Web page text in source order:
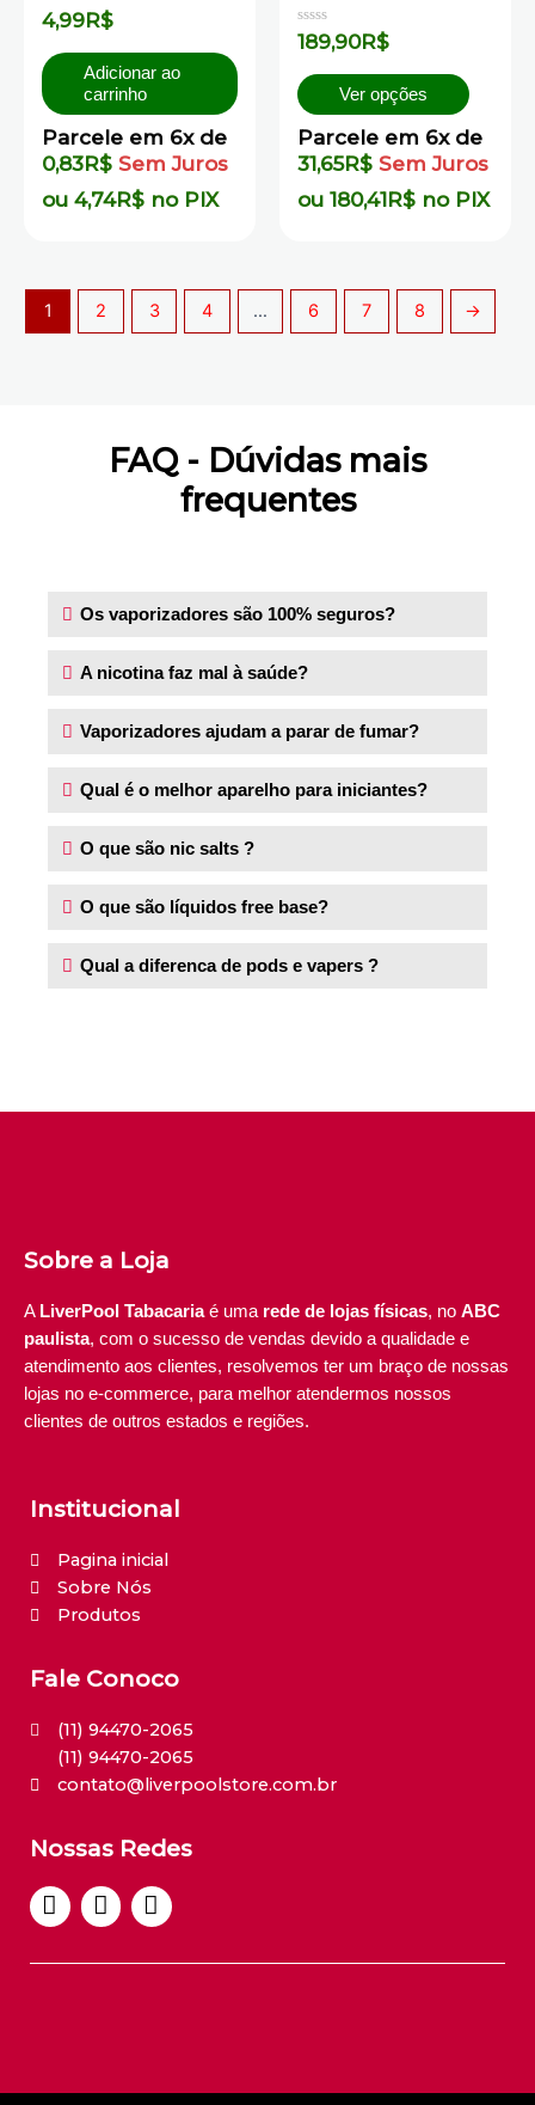
Avaliação
0
5
4,99R$
Adicionar ao
carrinho
Parcele em 6x de
0,83R$ Sem Juros
ou 4,74R$ no PIX
Avaliação
0
5
189,90R$
Ver opções
Parcele em 6x de
31,65R$ Sem Juros
ou 180,41R$ no PIX
1 2 3 4 … 6 7 8 →
FAQ - Dúvidas mais
frequentes
Os vaporizadores são 100% seguros?
A nicotina faz mal à saúde?
Vaporizadores ajudam a parar de fumar?
Qual é o melhor aparelho para iniciantes?
O que são nic salts ?
O que são líquidos free base?
Qual a diferenca de pods e vapers ?
Sobre a Loja
A LiverPool Tabacariaé uma rede de lojas físicas, no ABC
paulista, com o sucesso de vendas devido a qualidade e
atendimento aos clientes, resolvemos ter um braço de nossas
lojas no e-commerce, para melhor atendermos nossos
clientes de outros estados e regiões.
Institucional
Pagina inicial
Sobre Nós
Produtos
Fale Conoco
(11) 94470-2065
(11) 94470-2065
contato@liverpoolstore.com.br
Nossas Redes